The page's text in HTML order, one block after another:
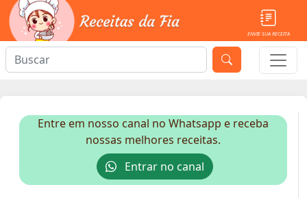
ENVIE SUA RECEITA
Entre em nosso canal no Whatsapp e receba
nossas melhores receitas.
Entrar no canal